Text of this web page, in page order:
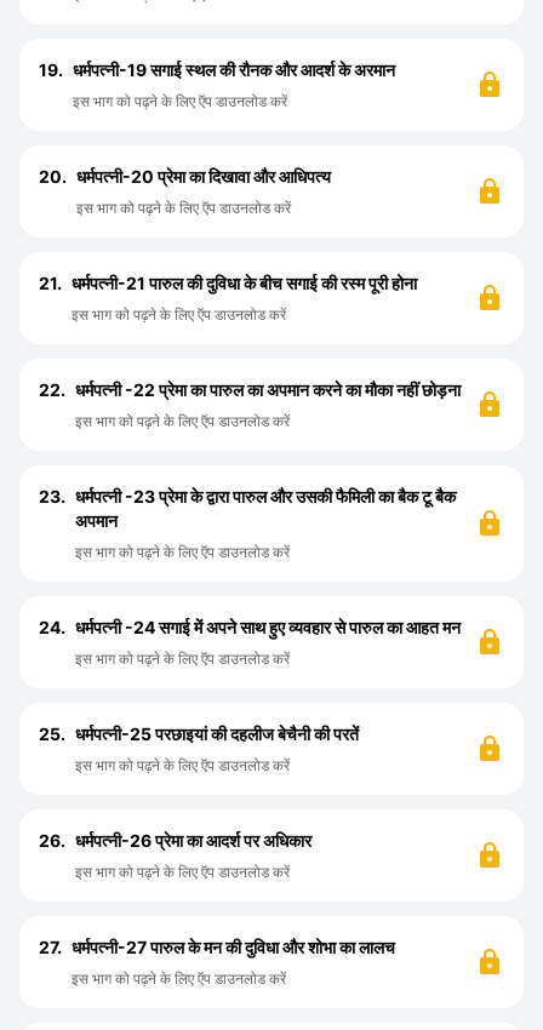
19. धर्मपत्नी-19 सगाई स्थल की रौनक और आदर्श के अरमान
इस भाग को पढ़ने के लिए ऍप डाउनलोड करें
20. धर्मपत्नी-20 प्रेमा का दिखावा और आधिपत्य
इस भाग को पढ़ने के लिए ऍप डाउनलोड करें
21. धर्मपत्नी-21 पारुल की दुविधा के बीच सगाई की रस्म पूरी होना
इस भाग को पढ़ने के लिए ऍप डाउनलोड करें
22. धर्मपत्नी -22 प्रेमा का पारुल का अपमान करने का मौका नहीं छोड़ना
इस भाग को पढ़ने के लिए ऍप डाउनलोड करें
23. धर्मपत्नी -23 प्रेमा के द्वारा पारुल और उसकी फैमिली का बैक टू बैक
अपमान
इस भाग को पढ़ने के लिए ऍप डाउनलोड करें
24. धर्मपत्नी -24 सगाई में अपने साथ हुए व्यवहार से पारुल का आहत मन
इस भाग को पढ़ने के लिए ऍप डाउनलोड करें
25. धर्मपत्नी-25 परछाइयां की दहलीज बेचैनी की परतें
इस भाग को पढ़ने के लिए ऍप डाउनलोड करें
26. धर्मपत्नी-26 प्रेमा का आदर्श पर अधिकार
इस भाग को पढ़ने के लिए ऍप डाउनलोड करें
27. धर्मपत्नी-27 पारुल के मन की दुविधा और शोभा का लालच
इस भाग को पढ़ने के लिए ऍप डाउनलोड करें